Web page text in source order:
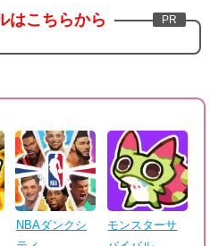
はこちらから
NBAダンクシ
モンスターサ